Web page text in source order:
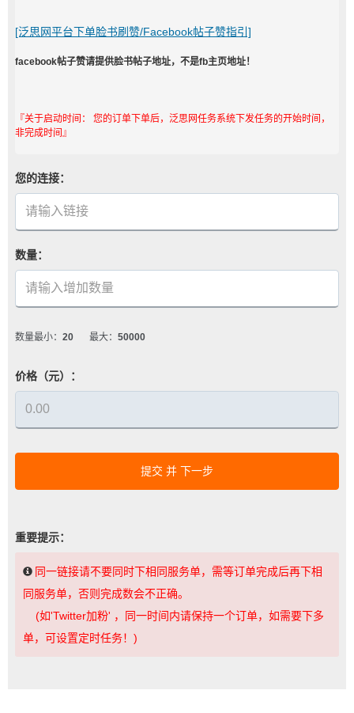
[泛思网平台下单脸书刷赞/Facebook帖子赞指引]
facebook帖子赞请提供脸书帖子地址，不是fb主页地址！
『关于启动时间： 您的订单下单后，泛思网任务系统下发任务的开始时间，
非完成时间』
您的连接：
数量：
数量最小： 20 最大： 50000
价格（元）：
提交 并 下一步
重要提示：
同一链接请不要同时下相同服务单，需等订单完成后再下相
同服务单，否则完成数会不正确。
(如'Twitter加粉' ，同一时间内请保持一个订单，如需要下多
单，可设置定时任务！)